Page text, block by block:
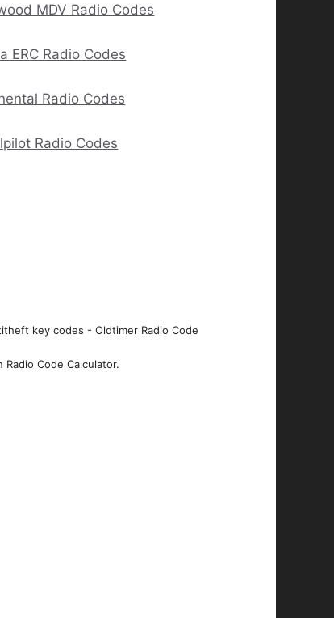
MDV Radio Codes
ERC Radio Codes
Radio Codes
Radio Codes
key codes - Oldtimer Radio Code
Code Calculator.